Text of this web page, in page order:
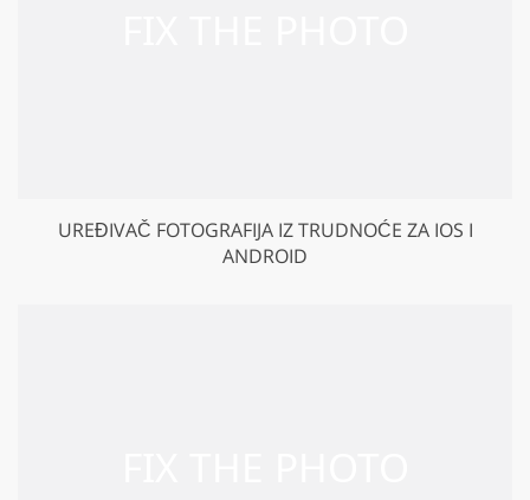
UREĐIVAČ FOTOGRAFIJA IZ TRUDNOĆE ZA IOS I
ANDROID